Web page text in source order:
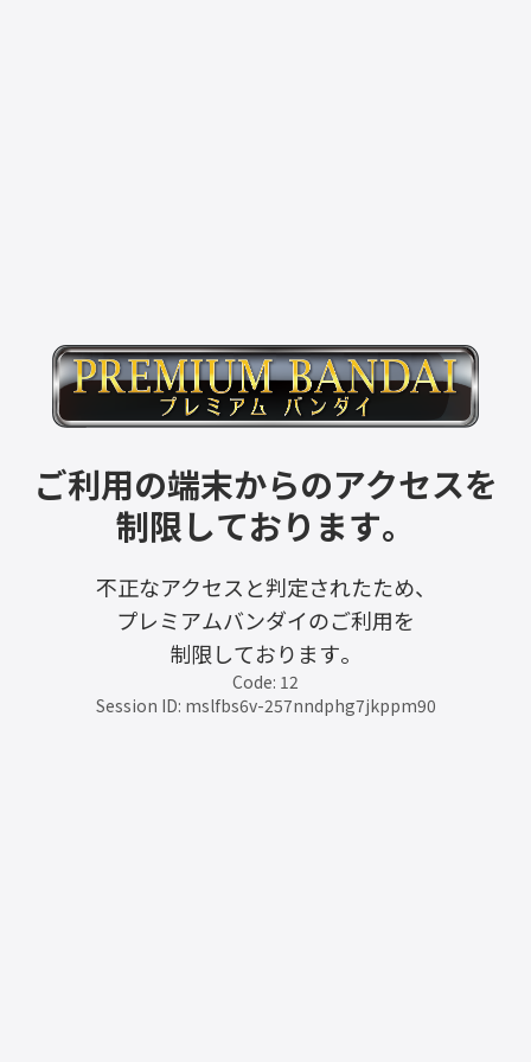
ご利用の端末からのアクセスを
制限しております。
不正なアクセスと判定されたため、
プレミアムバンダイのご利用を
制限しております。
Code: 12
Session ID: mslfbs6v-257nndphg7jkppm90